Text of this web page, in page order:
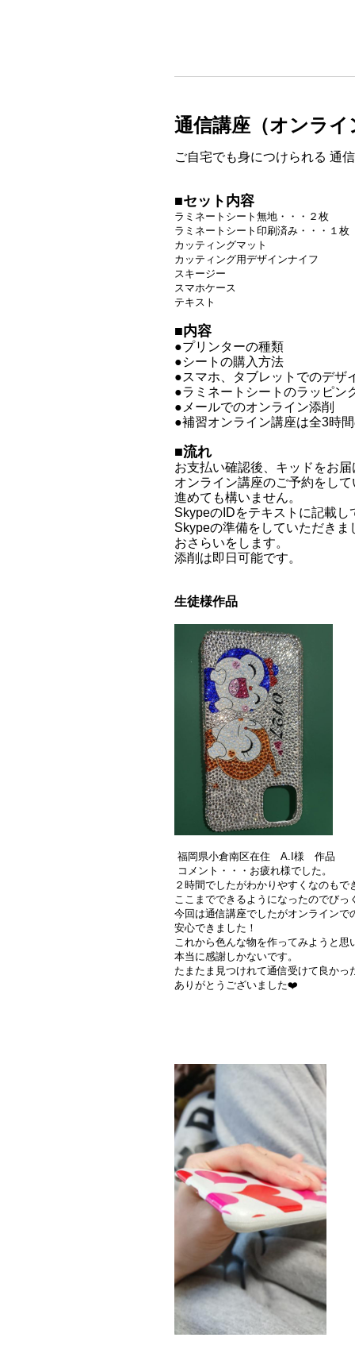
通信講座（オンライ
ご自宅でも身につけられる 通
■セット内容
ラミネートシート無地・・・２枚
ラミネートシート印刷済み・・・１枚
カッティングマット
カッティング用デザインナイフ
スキージー
スマホケース
テキスト
■内容
●プリンターの種類
●シートの購入方法
●スマホ、タブレットでのデザ
●ラミネートシートのラッピン
●メールでのオンライン添削
●補習オンライン講座は全3時
■流れ
お支払い確認後、キッドをお
オンライン講座のご予約をし
進めても構いません。
SkypeのIDをテキストに記載し
Skypeの準備をしていただきま
おさらいをします。
添削は即日可能です。
生徒様作品
福岡県小倉南区在住 A.I様 作品
コメント・・・お疲れ様でした。
２時間でしたがわかりやすくなのもで
ここまでできるようになったのでびっ
今回は通信講座でしたがオンラインで
安心できました！
これから色んな物を作ってみようと思
本当に感謝しかないです。
たまたま見つけれて通信受けて良かっ
ありがとうございました❤️